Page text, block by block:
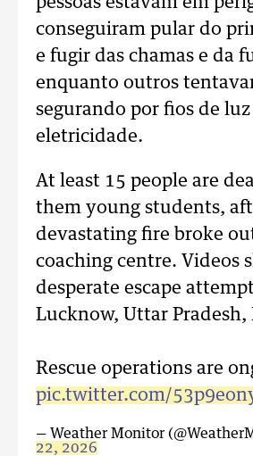
conseguiram pular do
e fugir das chamas e da
enquanto outros
segurando por fios de luz
eletricidade.
At least 15 people are
them young students,
devastating fire broke
coaching centre. Videos
desperate escape
Lucknow, Uttar Pradesh,
Rescue operations are
pic.twitter.com/
— Weather Monitor
22, 2026